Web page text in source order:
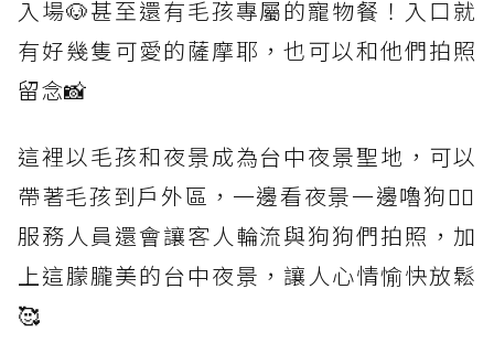
入場🐶甚至還有毛孩專屬的寵物餐！入口就
有好幾隻可愛的薩摩耶，也可以和他們拍照
留念📸
這裡以毛孩和夜景成為台中夜景聖地，可以
帶著毛孩到戶外區，一邊看夜景一邊嚕狗🐕‍🦺
服務人員還會讓客人輪流與狗狗們拍照，加
上這朦朧美的台中夜景，讓人心情愉快放鬆
🥰